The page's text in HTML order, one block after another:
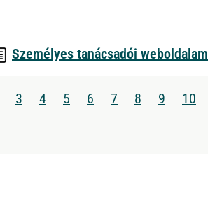
Személyes tanácsadói weboldalam
3 4 5 6 7 8 9 10